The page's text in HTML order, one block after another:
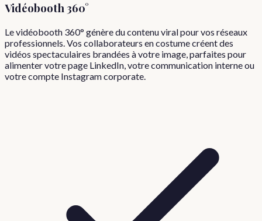
Vidéobooth 360°
Le vidéobooth 360° génère du contenu viral pour vos réseaux
professionnels. Vos collaborateurs en costume créent des
vidéos spectaculaires brandées à votre image, parfaites pour
alimenter votre page LinkedIn, votre communication interne ou
votre compte Instagram corporate.